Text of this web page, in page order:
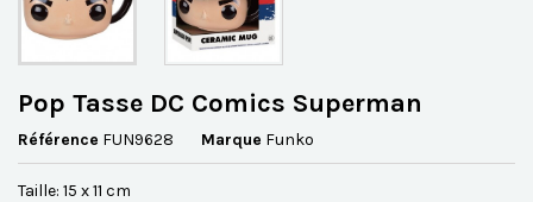
Pop Tasse DC Comics Superman
Référence FUN9628 Marque Funko
Taille: 15 x 11 cm